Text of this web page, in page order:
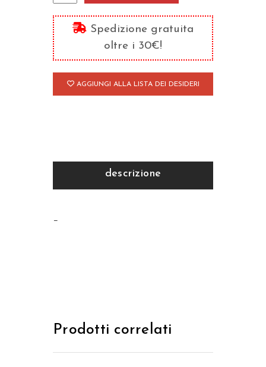
quantità
Spedizione gratuita
oltre i 30€!
AGGIUNGI ALLA LISTA DEI DESIDERI
descrizione
–
Prodotti correlati